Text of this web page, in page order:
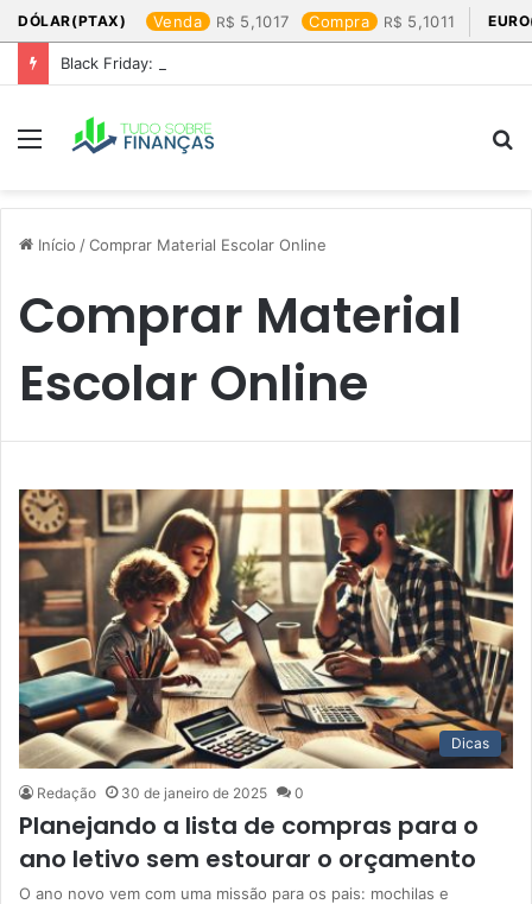
DÓLAR(PTAX) Venda 5,1017 Compra 5,1011
Black Friday: os produtos que mais valem a pena
Menu
Início /Comprar Material Escolar Online
Comprar Material
Escolar Online
Dicas
Redação 30 de janeiro de 2025 0
Planejando a lista de compras para o
ano letivo sem estourar o orçamento
O ano novo vem com uma missão para os pais: mochilas e